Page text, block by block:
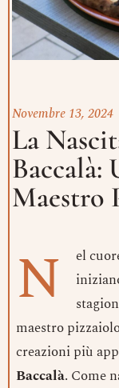
Novembre 13, 2024
La
Baccalà:
Maestro
N
el
maestro
creazioni più
Baccalà. Come